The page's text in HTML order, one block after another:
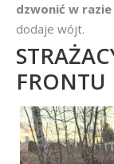
dzwonić w
dodaje wójt.
FRONTU